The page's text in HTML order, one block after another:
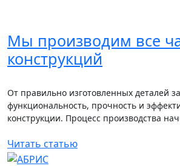
Мы производим все
конструкций
От правильно изготовленных деталей
функциональность, прочность и
конструкции. Процесс производства
Читать статью